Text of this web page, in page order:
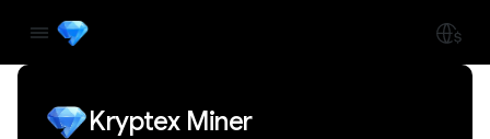
Kryptex Miner